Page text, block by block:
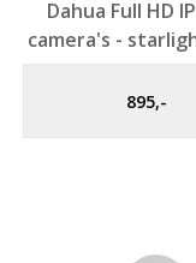
Dahua Full HD
camera's -
895,-